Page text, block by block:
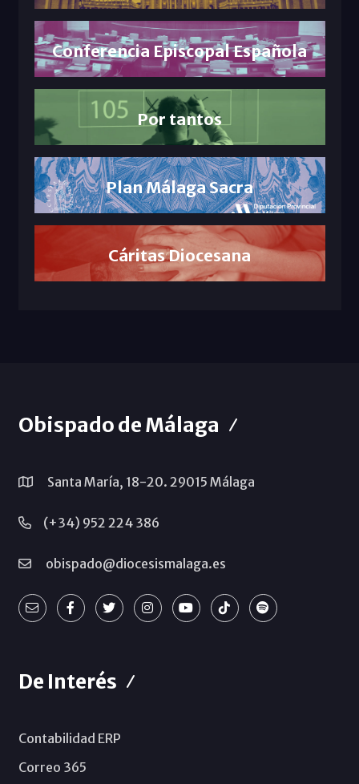
Conferencia Episcopal Española
Por tantos
Plan Málaga Sacra
Cáritas Diocesana
Obispado de Málaga
Santa María, 18-20. 29015 Málaga
(+34) 952 224 386
obispado@diocesismalaga.es
De Interés
Contabilidad ERP
Correo 365